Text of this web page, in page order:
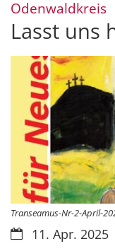
Odenwaldkreis:
Lasst uns
Transeamus-Nr-2-April-
Datum:11. Apr. 2025